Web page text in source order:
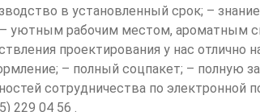
в установленный срок; –
– уютным рабочим местом, ароматным
проектирования у нас отлично
– полный соцпакет; – полную
сотрудничества по электронной
229 04 56 .